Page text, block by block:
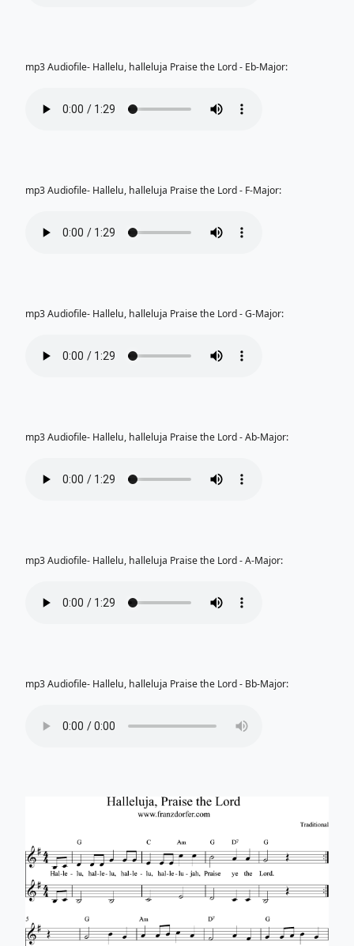
mp3 Audiofile- Hallelu, halleluja Praise the Lord - Eb-Major:
mp3 Audiofile- Hallelu, halleluja Praise the Lord - F-Major:
mp3 Audiofile- Hallelu, halleluja Praise the Lord - G-Major:
mp3 Audiofile- Hallelu, halleluja Praise the Lord - Ab-Major:
mp3 Audiofile- Hallelu, halleluja Praise the Lord - A-Major:
mp3 Audiofile- Hallelu, halleluja Praise the Lord - Bb-Major: